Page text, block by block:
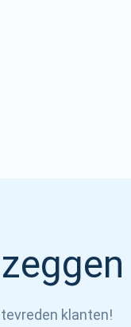
klanten!